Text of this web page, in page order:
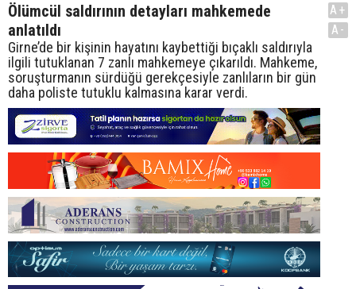
Ölümcül saldırının detayları mahkemede
anlatıldı
Girne’de bir kişinin hayatını kaybettiği bıçaklı saldırıyla
ilgili tutuklanan 7 zanlı mahkemeye çıkarıldı. Mahkeme,
soruşturmanın sürdüğü gerekçesiyle zanlıların bir gün
daha poliste tutuklu kalmasına karar verdi.
A+
A-